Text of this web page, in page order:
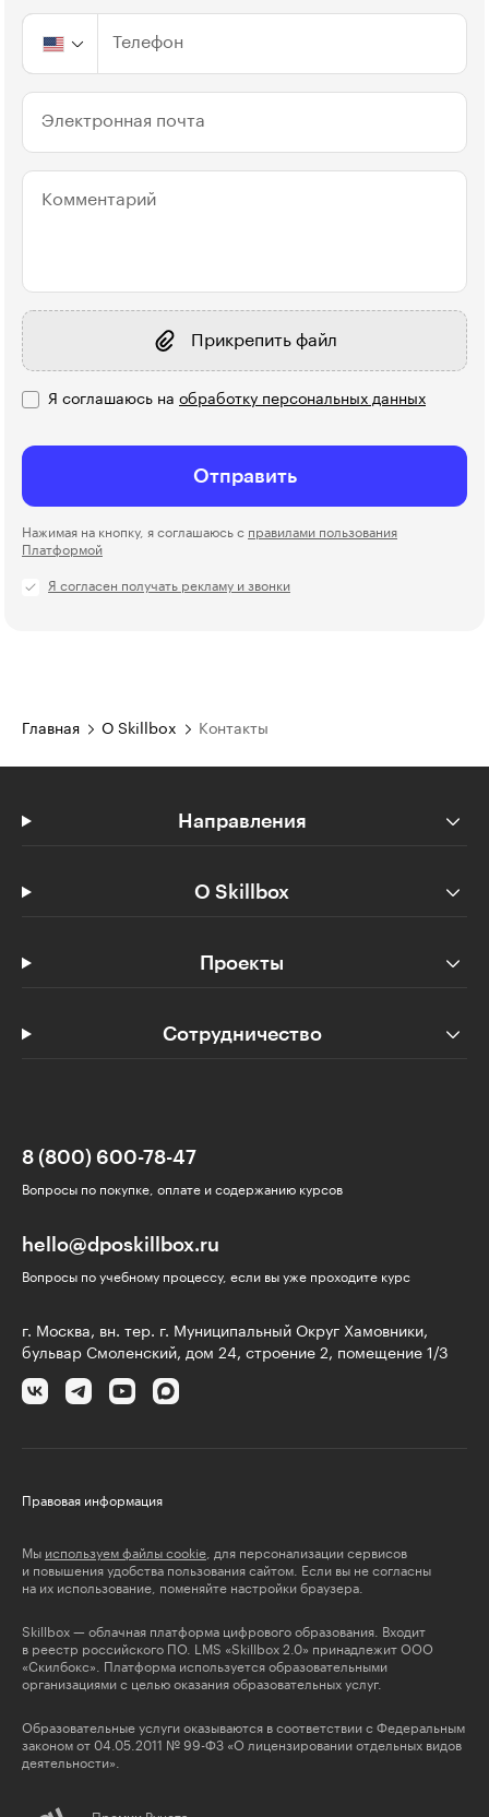
Телефон
Электронная почта
Комментарий
Прикрепить файл
Я соглашаюсь на обработку персональных данных
Отправить
Нажимая на кнопку, я соглашаюсь с правилами пользования
Платформой
Я согласен получать рекламу и звонки
Главная О Skillbox Контакты
Направления
О Skillbox
Проекты
Сотрудничество
8 (800) 600-78-47
Вопросы по покупке, оплате и содержанию курсов
hello@dposkillbox.ru
Вопросы по учебному процессу, если вы уже проходите курс
г. Москва, вн. тер. г. Муниципальный Округ Хамовники,
бульвар Смоленский, дом 24, строение 2, помещение 1/3
Правовая информация
Мы используем файлы cookie , для персонализации сервисов
и повышения удобства пользования сайтом. Если вы не согласны
на их использование, поменяйте настройки браузера.
Skillbox — облачная платформа цифрового образования. Входит
в реестр российского ПО. LMS «Skillbox 2.0» принадлежит ООО
«Скилбокс». Платформа используется образовательными
организациями с целью оказания образовательных услуг.
Образовательные услуги оказываются в соответствии с Федеральным
законом от 04.05.2011 № 99-ФЗ «О лицензировании отдельных видов
деятельности».